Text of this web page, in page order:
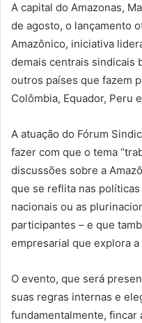
A capital do Amazonas,
de agosto, o lançamento
Amazônico, iniciativa
demais centrais sindicais
outros países que fazem
Colômbia, Equador, Peru
A atuação do Fórum
fazer com que o tema
discussões sobre a
que se reflita nas
nacionais ou as
participantes – e que
empresarial que explora a
O evento, que será
suas regras internas e
fundamentalmente, fincar